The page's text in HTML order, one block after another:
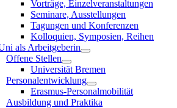
Vorträge, Einzelveranstaltungen
Seminare, Ausstellungen
Tagungen und Konferenzen
Kolloquien, Symposien, Reihen
als Arbeitgeberin
Offene Stellen
Universität Bremen
Personalentwicklung
Erasmus-Personalmobilität
Ausbildung und Praktika